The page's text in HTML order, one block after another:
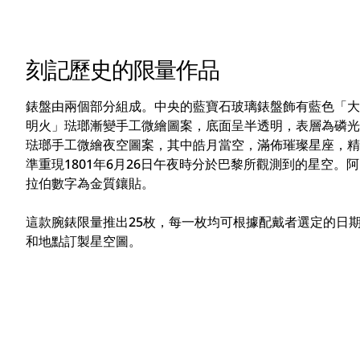
刻記歷史的限量作品
錶盤由兩個部分組成。中央的藍寶石玻璃錶盤飾有藍色「大
明火」琺瑯漸變手工微繪圖案，底面呈半透明，表層為磷光
琺瑯手工微繪夜空圖案，其中皓月當空，滿佈璀璨星座，精
準重現1801年6月26日午夜時分於巴黎所觀測到的星空。阿
拉伯數字為金質鑲貼。
這款腕錶限量推出25枚，每一枚均可根據配戴者選定的日
和地點訂製星空圖。